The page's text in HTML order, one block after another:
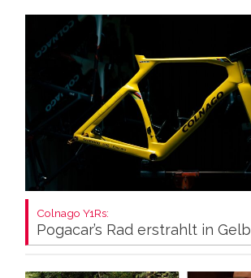
Colnago Y1Rs:
Pogacar’s Rad erstrahlt in Gelb